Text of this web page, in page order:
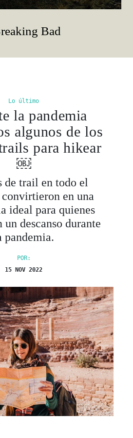
Bad
Lo último
la pandemia
algunos de los
para hikear
￼
de trail en todo el
convirtieron en una
ideal para quienes
un descanso durante
pandemia.
POR:
15 NOV 2022